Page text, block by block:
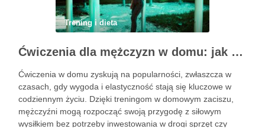
Trening i dieta
Ćwiczenia dla mężczyzn w domu: jak zacząć i utrzymać motywację
Ćwiczenia w domu zyskują na popularności, zwłaszcza w
czasach, gdy wygoda i elastyczność stają się kluczowe w
codziennym życiu. Dzięki treningom w domowym zaciszu,
mężczyźni mogą rozpocząć swoją przygodę z siłowym
wysiłkiem bez potrzeby inwestowania w drogi sprzęt czy